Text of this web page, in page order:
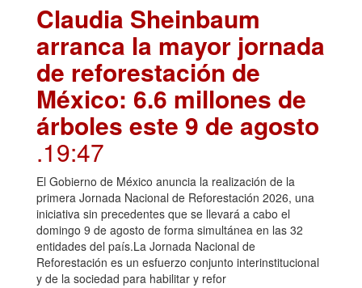
Claudia Sheinbaum
arranca la mayor jornada
de reforestación de
México: 6.6 millones de
árboles este 9 de agosto
.19:47
El Gobierno de México anuncia la realización de la
primera Jornada Nacional de Reforestación 2026, una
iniciativa sin precedentes que se llevará a cabo el
domingo 9 de agosto de forma simultánea en las 32
entidades del país.La Jornada Nacional de
Reforestación es un esfuerzo conjunto interinstitucional
y de la sociedad para habilitar y refor